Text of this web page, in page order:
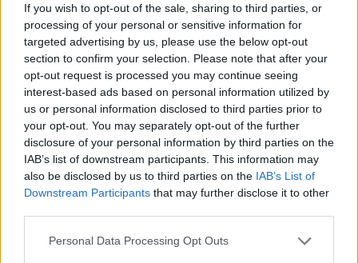
If you wish to opt-out of the sale, sharing to third parties, or
processing of your personal or sensitive information for
targeted advertising by us, please use the below opt-out
section to confirm your selection. Please note that after your
opt-out request is processed you may continue seeing
interest-based ads based on personal information utilized by
us or personal information disclosed to third parties prior to
your opt-out. You may separately opt-out of the further
disclosure of your personal information by third parties on the
IAB’s list of downstream participants. This information may
also be disclosed by us to third parties on the IAB’s List of
Downstream Participants that may further disclose it to other
Please note that this website/app uses one or more Google
Personal Data Processing Opt Outs
ΠΡΟΣΘΕΣΤΕ ΤΟ ΣΧΟΛΙΟ ΣΑΣ